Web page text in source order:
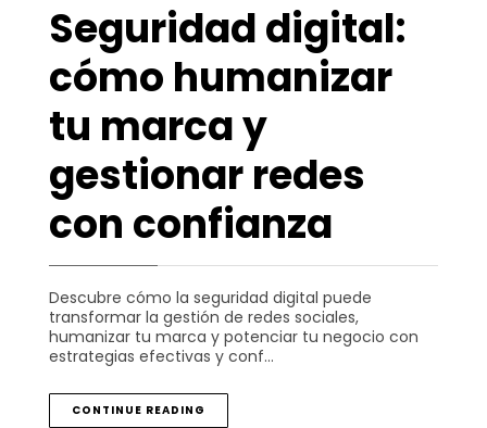
Seguridad digital:
cómo humanizar
tu marca y
gestionar redes
con confianza
Descubre cómo la seguridad digital puede
transformar la gestión de redes sociales,
humanizar tu marca y potenciar tu negocio con
estrategias efectivas y conf…
CONTINUE READING